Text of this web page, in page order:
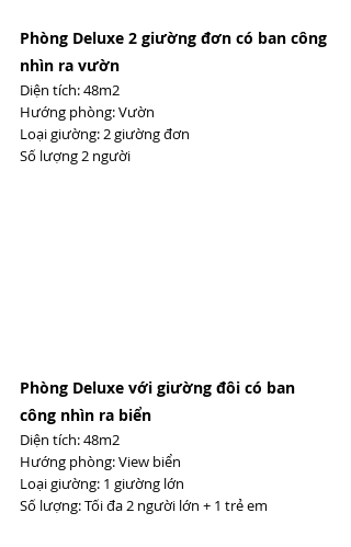
Phòng Deluxe 2 giường đơn có ban công
nhìn ra vườn
Diện tích: 48m2
Hướng phòng: Vườn
Loại giường: 2 giường đơn
Số lượng 2 người
Phòng Deluxe với giường đôi có ban
công nhìn ra biển
Diện tích: 48m2
Hướng phòng: View biển
Loại giường: 1 giường lớn
Số lượng: Tối đa 2 người lớn + 1 trẻ em